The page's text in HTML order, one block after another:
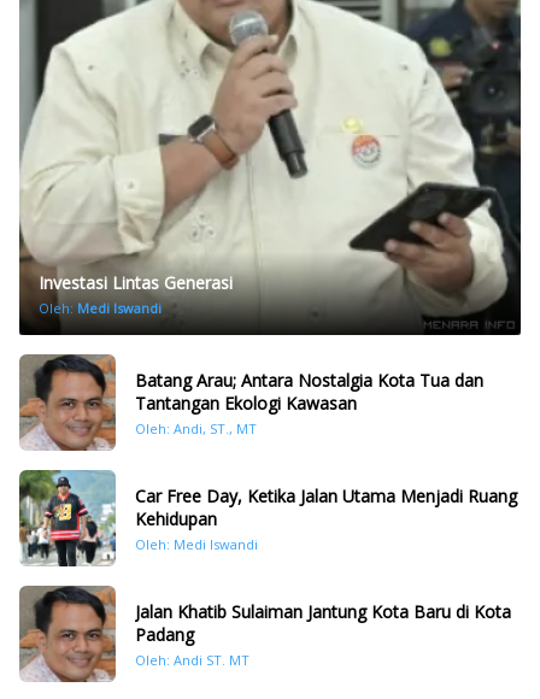
Investasi Lintas Generasi
Oleh: Medi Iswandi
Batang Arau; Antara Nostalgia Kota Tua dan
Tantangan Ekologi Kawasan
Oleh: Andi, ST., MT
Car Free Day, Ketika Jalan Utama Menjadi Ruang
Kehidupan
Oleh: Medi Iswandi
Jalan Khatib Sulaiman Jantung Kota Baru di Kota
Padang
Oleh: Andi ST. MT